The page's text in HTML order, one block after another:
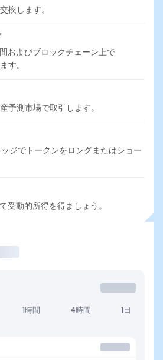
換します。
およびブロックチェーン上で
す。
予測市場で取引します。
ジでトークンをロングまたはショー
受動的所得を得ましょう。
1時間 4時間 1日